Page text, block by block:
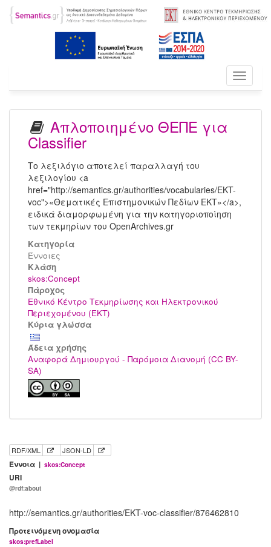
Toggle
Απλοποιημένο ΘΕΠΕ για
Classifier
Το λεξιλόγιο αποτελεί παραλλαγή του
λεξιλογίου <a
href="http://semantics.gr/authorities/vocabularies/EKT-
voc">«Θεματικές Επιστημονικών Πεδίων ΕΚΤ»</a>,
ειδικά διαμορφωμένη για την κατηγοριοποίηση
των τεκμηρίων του OpenArchives.gr
Κατηγορία
Έννοιες
Kλάση
skos:Concept
Πάροχος
Εθνικό Κέντρο Τεκμηρίωσης και Ηλεκτρονικού
Περιεχομένου (ΕΚΤ)
Κύρια γλώσσα
Άδεια χρήσης
Αναφορά Δημιουργού - Παρόμοια Διανομή (CC BY-
SA)
RDF/XML JSON-LD
Έννοια | skos:Concept
URI
@rdf:about
http://semantics.gr/authorities/EKT-voc-classifier/876462810
Προτεινόμενη ονομασία
skos:prefLabel